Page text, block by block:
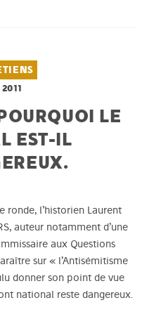
LE
EST-IL
ronde, l’historien Laurent
auteur notamment d’une
aux Questions
sur « l’Antisémitisme
donner son point de vue
national reste dangereux.